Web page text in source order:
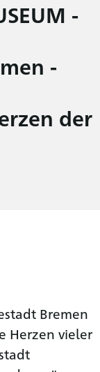
-
-
der
Bremen
Herzen vieler